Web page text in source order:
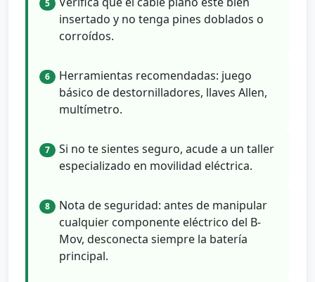
5
insertado y no tenga pines doblados o
corroídos.
6
Herramientas recomendadas: juego
básico de destornilladores, llaves Allen,
multímetro.
7
Si no te sientes seguro, acude a un taller
especializado en movilidad eléctrica.
8
Nota de seguridad: antes de manipular
cualquier componente eléctrico del B-
Mov, desconecta siempre la batería
principal.